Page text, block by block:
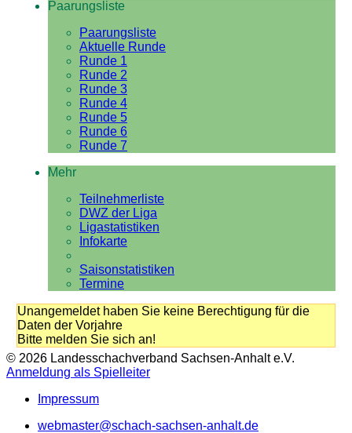
Paarungsliste
Paarungsliste
Aktuelle Runde
Runde 1
Runde 2
Runde 3
Runde 4
Runde 5
Runde 6
Runde 7
Mehr
Teilnehmerliste
DWZ der Liga
Ligastatistiken
Infokarte
Saisonstatistiken
Termine
Unangemeldet haben Sie keine Berechtigung für die
Daten der Vorjahre
Bitte melden Sie sich an!
© 2026 Landesschachverband Sachsen-Anhalt e.V.
Anmeldung als Spielleiter
Impressum
webmaster@schach-sachsen-anhalt.de